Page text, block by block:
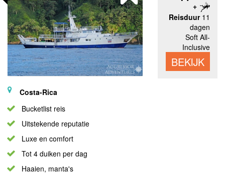
Reisduur 11
dagen
Soft All-
Inclusive
BEKIJK
Costa-Rica
Bucketlist reis
Uitstekende reputatie
Luxe en comfort
Tot 4 duiken per dag
Haaien, manta's